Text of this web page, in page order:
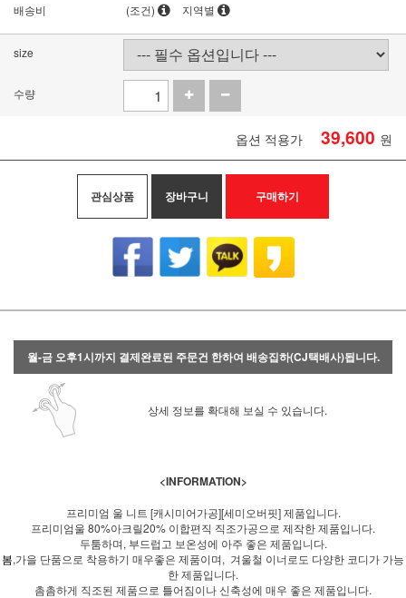
배송비
(조건) 지역별
size
수량
옵션 적용가 39,600 원
관심상품 장바구니 구매하기
월-금 오후1시까지 결제완료된 주문건 한하여 배송집하(CJ택배사)됩니다.
상세 정보를 확대해 보실 수 있습니다.
<INFORMATION>
프리미엄 울 니트 [캐시미어가공][세미오버핏] 제품입니다.
프리미엄울 80%아크릴20% 이합편직 직조가공으로 제작한 제품입니다.
두툼하며, 부드럽고 보온성에 아주 좋은 제품입니다.
봄,가을 단품으로 착용하기 매우좋은 제품이며, 겨울철 이너로도 다양한 코디가 가능
한 제품입니다.
촘촘하게 직조된 제품으로 틀어짐이나 신축성에 매우 좋은 제품입니다.